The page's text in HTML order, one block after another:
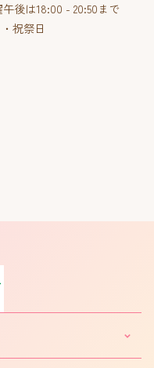
後は18:00 - 20:50まで
祝祭日